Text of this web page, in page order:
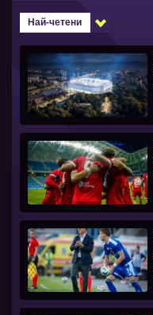
Най-четени